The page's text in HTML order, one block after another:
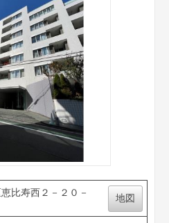
比寿西２－２０－
地図